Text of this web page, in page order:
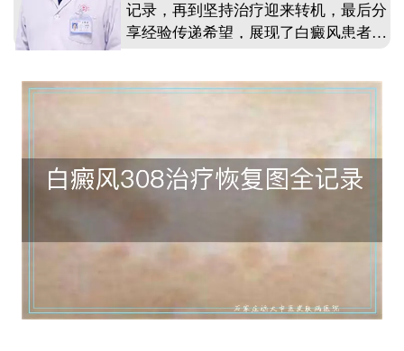
记录，再到坚持治疗迎来转机，最后分
享经验传递希望，展现了白癜风患者重